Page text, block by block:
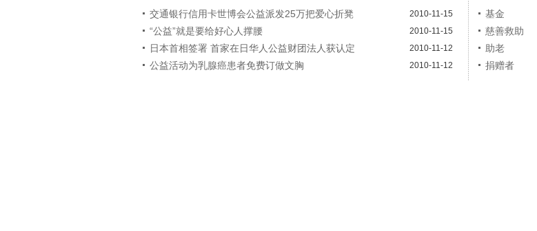
交通银行信用卡世博会公益派发25万把爱心折凳
2010-11-15
“公益”就是要给好心人撑腰 2010-11-15
日本首相签署 首家在日华人公益财团法人获认定 2010-11-12
公益活动为乳腺癌患者免费订做文胸 2010-11-12
基金
慈善救助
助老
捐赠者